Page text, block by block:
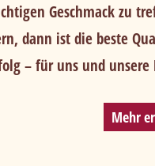
Geschmack zu
dann ist die beste
– für uns und unsere
Mehr